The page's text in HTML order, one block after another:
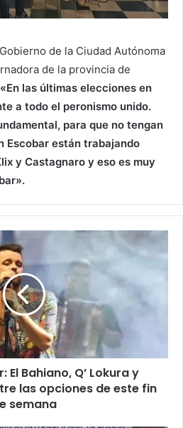
de la Ciudad Autónoma
de la provincia de
«En las últimas elecciones en
a todo el peronismo unido.
para que no tengan
Escobar están trabajando
y Castagnaro y eso es muy
El Bahiano, Q’ Lokura y
las opciones de este fin
semana